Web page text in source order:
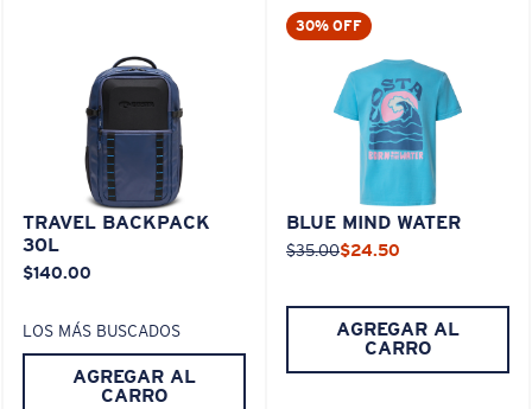
TRAVEL BACKPACK
30L
$140.00
LOS MÁS BUSCADOS
AGREGAR AL
CARRO
30% OFF
BLUE MIND WATER
$35.00$24.50
AGREGAR AL
CARRO